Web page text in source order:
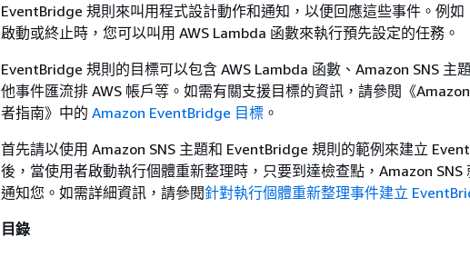
EventBridge 規則來叫用程式設計動作和通知，以便回應這些事件。例如
啟動或終止時，您可以叫用 AWS Lambda 函數來執行預先設定的任務。
EventBridge 規則的目標可以包含 AWS Lambda 函數、Amazon SNS 主
他事件匯流排 AWS 帳戶等。如需有關支援目標的資訊，請參閱《
者指南》 中的 Amazon EventBridge 目標 。
首先請以使用 Amazon SNS 主題和 EventBridge 規則的範例來建立
後，當使用者啟動執行個體重新整理時，只要到達檢查點，Amazon SNS
通知您。如需詳細資訊，請參閱針對執行個體重新整理事件建立
目錄